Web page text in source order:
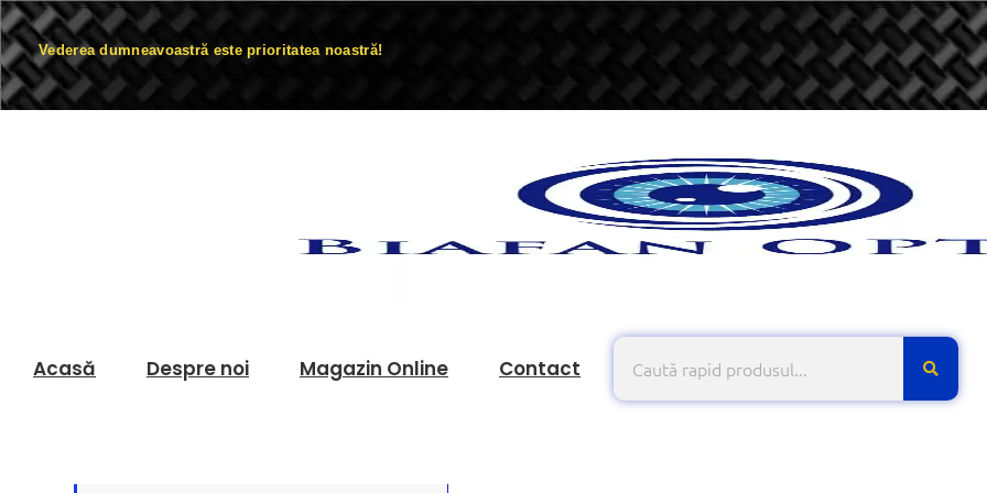
Vederea dumneavoastră este prioritatea noastră!
Acasă Despre noi Magazin Online Contact